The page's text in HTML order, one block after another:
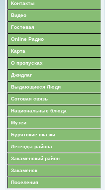
Контакты
Видео
Гостевая
Online Радио
Карта
О пропусках
Джидлаг
Выдающиеся Люди
Сотовая связь
Национальные блюда
Музеи
Бурятские сказки
Легенды района
Закаменский район
Закаменск
Поселения